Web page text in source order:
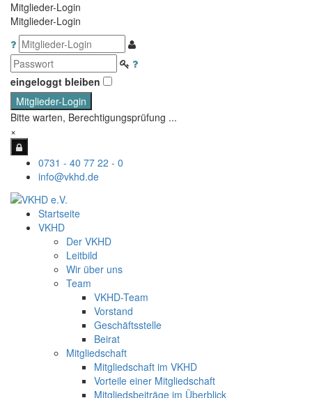
Mitglieder-Login
Mitglieder-Login
eingeloggt bleiben
Mitglieder-Login
Bitte warten, Berechtigungsprüfung ...
×
0731 - 40 77 22 - 0
info@vkhd.de
Startseite
VKHD
Der VKHD
Leitbild
Wir über uns
Team
VKHD-Team
Vorstand
Geschäftsstelle
Beirat
Mitgliedschaft
Mitgliedschaft im VKHD
Vorteile einer Mitgliedschaft
Mitgliedsbeiträge im Überblick